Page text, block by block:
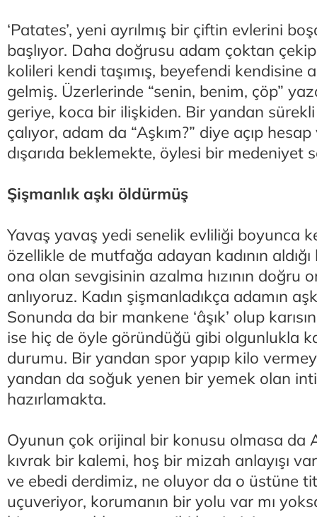
‘Patates’, yeni ayrılmış bir çiftin evlerini
başlıyor. Daha doğrusu adam çoktan
kolileri kendi taşımış, beyefendi kendisine
gelmiş. Üzerlerinde “senin, benim, çöp”
geriye, koca bir ilişkiden. Bir yandan
çalıyor, adam da “Aşkım?” diye açıp hesap
dışarıda beklemekte, öylesi bir medeniyet
Şişmanlık aşkı öldürmüş
Yavaş yavaş yedi senelik evliliği boyunca
özellikle de mutfağa adayan kadının aldığı
ona olan sevgisinin azalma hızının doğru
anlıyoruz. Kadın şişmanladıkça adamın
Sonunda da bir mankene ‘âşık’ olup
ise hiç de öyle göründüğü gibi olgunlukla
durumu. Bir yandan spor yapıp kilo
yandan da soğuk yenen bir yemek olan
hazırlamakta.
Oyunun çok orijinal bir konusu olmasa da
kıvrak bir kalemi, hoş bir mizah anlayışı
ve ebedi derdimiz, ne oluyor da o üstüne
uçuveriyor, korumanın bir yolu var mı